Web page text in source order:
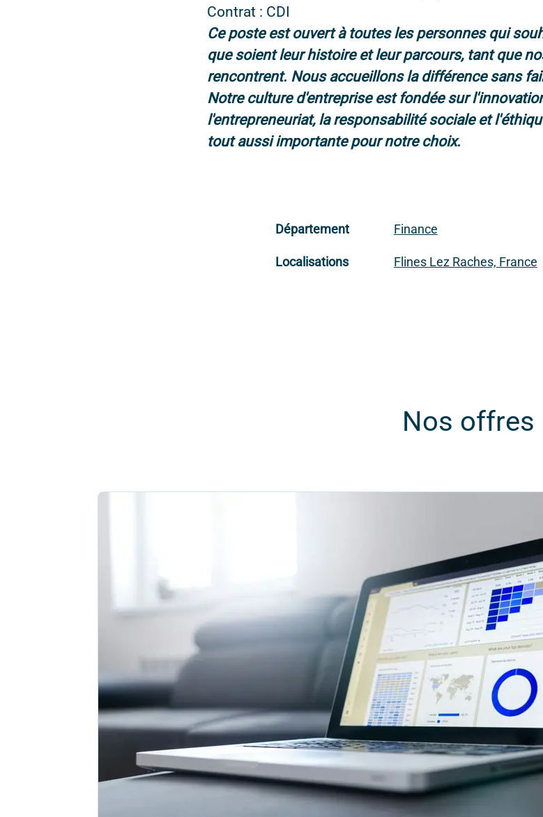
Contrat : CDI
Ce poste est ouvert à toutes les personnes qui
que soient leur histoire et leur parcours, tant que
rencontrent. Nous accueillons la différence sans
Notre culture d'entreprise est fondée sur
l'entrepreneuriat, la responsabilité sociale et
tout aussi importante pour notre choix.
Département Finance
Localisations Flines Lez Raches, France
Nos offres